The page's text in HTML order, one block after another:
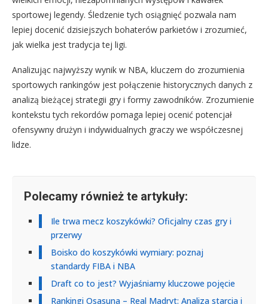
sportowej legendy. Śledzenie tych osiągnięć pozwala nam
lepiej docenić dzisiejszych bohaterów parkietów i zrozumieć,
jak wielka jest tradycja tej ligi.
Analizując najwyższy wynik w NBA, kluczem do zrozumienia
sportowych rankingów jest połączenie historycznych danych z
analizą bieżącej strategii gry i formy zawodników. Zrozumienie
kontekstu tych rekordów pomaga lepiej ocenić potencjał
ofensywny drużyn i indywidualnych graczy we współczesnej
lidze.
Polecamy również te artykuły:
Ile trwa mecz koszykówki? Oficjalny czas gry i
przerwy
Boisko do koszykówki wymiary: poznaj
standardy FIBA i NBA
Draft co to jest? Wyjaśniamy kluczowe pojęcie
Rankingi Osasuna – Real Madryt: Analiza starcia i